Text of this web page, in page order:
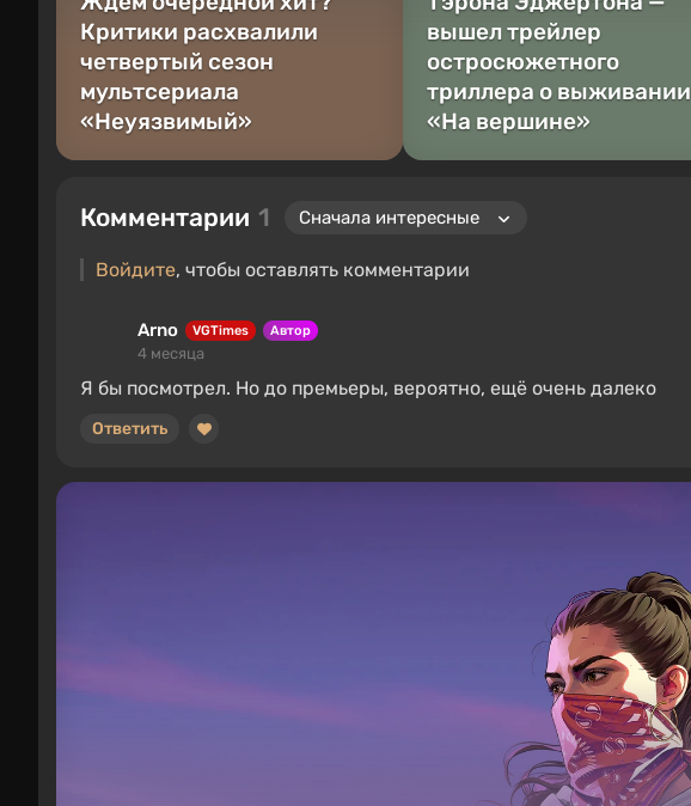
Критики расхвалили
четвертый сезон
мультсериала
«Неуязвимый»
вышел трейлер
остросюжетного
триллера о выживании
«На вершине»
Комментарии 1
Войдите, чтобы оставлять комментарии
Arno VGTimes Автор
4 месяца
Я бы посмотрел. Но до премьеры, вероятно, ещё очень далеко
Ответить